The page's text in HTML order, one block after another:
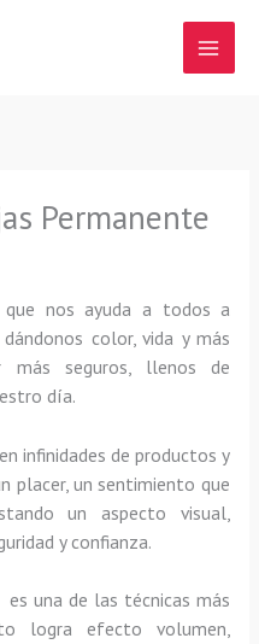
Permanente
nos ayuda a todos a
color, vida y más
más seguros, llenos de
día.
infinidades de productos y
placer, un sentimiento que
un aspecto visual,
y confianza.
es una de las técnicas más
logra efecto volumen,